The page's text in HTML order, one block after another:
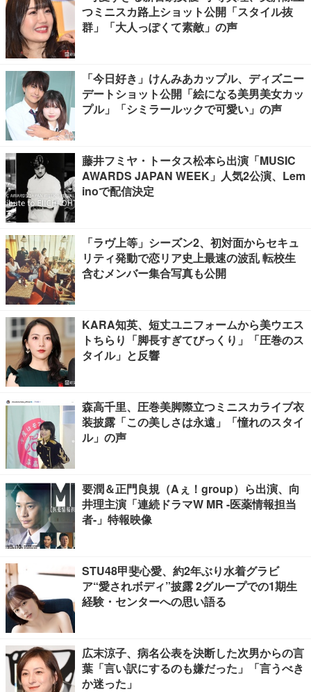
つミニスカ路上ショット公開「スタイル抜
群」「大人っぽくて素敵」の声
「今日好き」けんみあカップル、ディズニー
デートショット公開「絵になる美男美女カッ
プル」「シミラールックで可愛い」の声
藤井フミヤ・トータス松本ら出演「MUSIC
AWARDS JAPAN WEEK」人気2公演、Lem
inoで配信決定
「ラヴ上等」シーズン2、初対面からセキュ
リティ発動で恋リア史上最速の波乱 転校生
含むメンバー集合写真も公開
KARA知英、短丈ユニフォームから美ウエス
トちらり「脚長すぎてびっくり」「圧巻のス
タイル」と反響
森高千里、圧巻美脚際立つミニスカライブ衣
装披露「この美しさは永遠」「憧れのスタイ
ル」の声
要潤＆正門良規（Aぇ！group）ら出演、向
井理主演「連続ドラマW MR -医薬情報担当
者-」特報映像
STU48甲斐心愛、約2年ぶり水着グラビ
ア“愛されボディ”披露 2グループでの1期生
経験・センターへの思い語る
広末涼子、病名公表を決断した次男からの言
葉「言い訳にするのも嫌だった」「言うべき
か迷った」